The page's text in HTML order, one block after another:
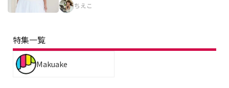
ちえこ
特集一覧
Makuake